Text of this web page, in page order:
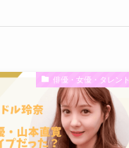
俳優・女優・タレント